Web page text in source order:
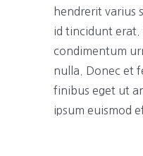
hendrerit varius
id tincidunt erat.
condimentum
nulla. Donec et
finibus eget ut
ipsum euismod